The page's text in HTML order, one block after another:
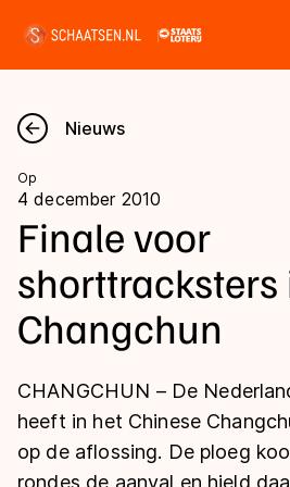
Nieuws
Kalender
Disciplines
Marathon
Inlineskaten
Uitslagen
Langebaan
Shorttrack
Marathon
Tijden & historie
Ranglijsten Langebaan
Nieuws
Op
4 december 2010
Finale voor
shorttracksters
Changchun
CHANGCHUN – De
heeft in het Chinese
op de aflossing. De ploeg
rondes de aanval en hield